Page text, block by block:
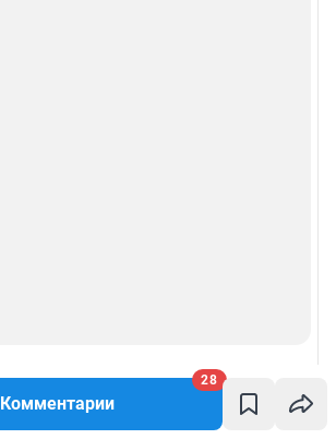
Комментарии
28